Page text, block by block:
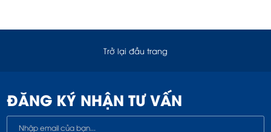
Trở lại đầu trang
ĐĂNG KÝ NHẬN TƯ VẤN